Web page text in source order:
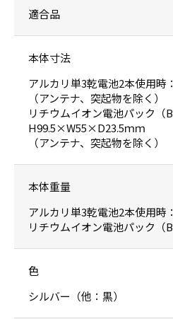
適合品
本体寸法
アルカリ単3乾電池2本使用
（アンテナ、突起物を除く）
リチウムイオン電池パック（
H99.5×W55×D23.5ｍｍ
（アンテナ、突起物を除く）
本体重量
アルカリ単3乾電池2本使用時
リチウムイオン電池パック（
色
シルバー（他：黒）